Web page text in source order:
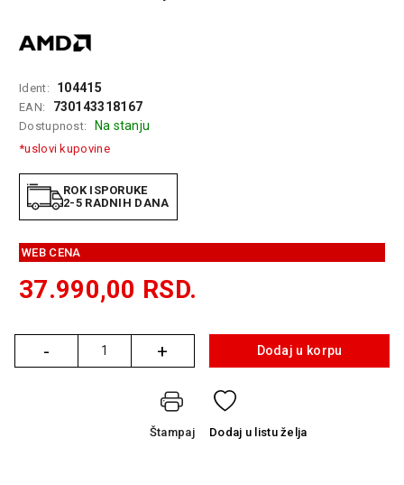
RAČUNARSKE
GAMING
EELEKTRO
ZAŠTITA
SOLARNI
SISTEMI
OPREMA
ŠTAMPAČI,
FOTOAPARATI
Ident: 104415
EAN: 730143318167
Dostupnost: Na stanju
*uslovi kupovine
ROK ISPORUKE
2-5 RADNIH DANA
WEB CENA
37.990,00 RSD.
-
Količina + Dodaj u korpu
Štampaj Dodaj u listu želja